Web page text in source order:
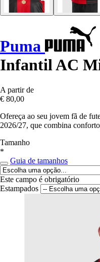
Puma
Infantil AC
A partir de
€ 80,00
Ofereça ao seu jovem fã de
2026/27, que combina
Tamanho
*
Guia de tamanhos
Este campo é obrigatório
Estampados